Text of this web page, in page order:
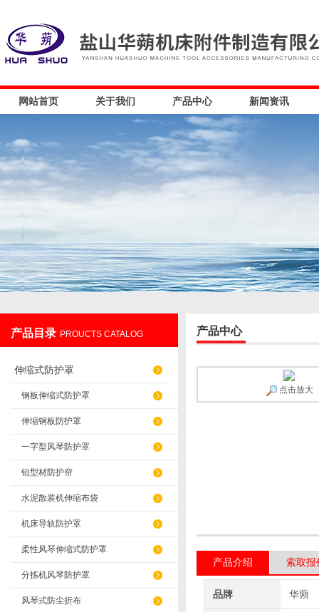
网站首页 关于我们 产品中心 新闻资讯
产品目录 PROUCTS CATALOG
伸缩式防护罩
钢板伸缩式防护罩
伸缩钢板防护罩
一字型风琴防护罩
铝型材防护帘
水泥散装机伸缩布袋
机床导轨防护罩
柔性风琴伸缩式防护罩
分拣机风琴防护罩
风琴式防尘折布
产品中心
点击放大
产品介绍 索取报
品牌 华蒴